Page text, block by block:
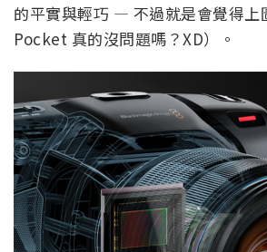
的平實與輕巧 — 不過就是會覺得上
Pocket 真的沒問題嗎？XD）。